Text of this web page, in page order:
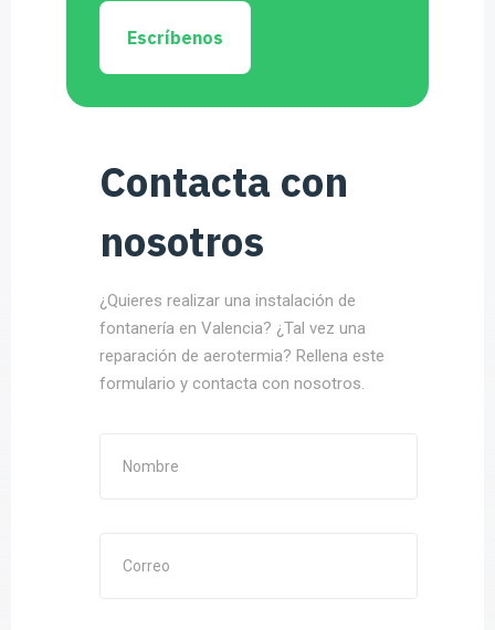
Escríbenos
Contacta con
nosotros
¿Quieres realizar una instalación de
fontanería en Valencia? ¿Tal vez una
reparación de aerotermia? Rellena este
formulario y contacta con nosotros.